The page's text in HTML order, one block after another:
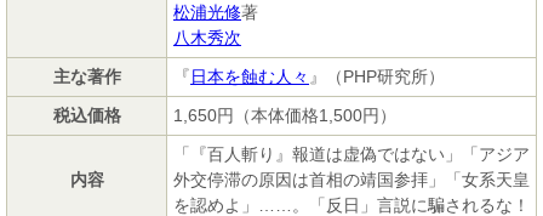
松浦光修著
八木秀次
主な著作
『日本を蝕む人々 』（PHP研究所）
税込価格
1,650円（本体価格1,500円）
内容
「『百人斬り』報道は虚偽ではない」「アジア
外交停滞の原因は首相の靖国参拝」「女系天皇
を認めよ」……。「反日」言説に騙されるな！